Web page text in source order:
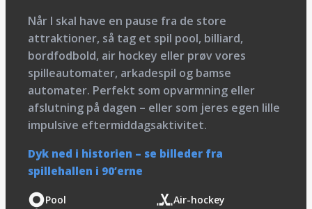
Når I skal have en pause fra de store
attraktioner, så tag et spil pool, billiard,
bordfodbold, air hockey eller prøv vores
spilleautomater, arkadespil og bamse
automater. Perfekt som opvarmning eller
afslutning på dagen – eller som jeres egen lille
impulsive eftermiddagsaktivitet.
Dyk ned i historien – se billeder fra
spillehallen i 90’erne
Pool
Air-hockey